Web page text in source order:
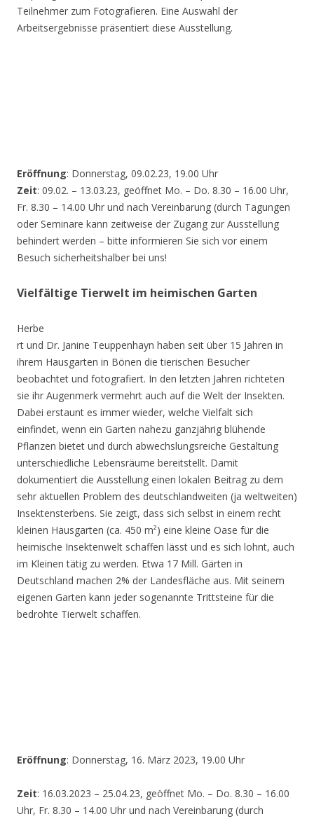
Teilnehmer zum Fotografieren. Eine Auswahl der
Arbeitsergebnisse präsentiert diese Ausstellung.
Eröffnung: Donnerstag, 09.02.23, 19.00 Uhr
Zeit: 09.02. – 13.03.23, geöffnet Mo. – Do. 8.30 – 16.00 Uhr,
Fr. 8.30 – 14.00 Uhr und nach Vereinbarung (durch Tagungen
oder Seminare kann zeitweise der Zugang zur Ausstellung
behindert werden – bitte informieren Sie sich vor einem
Besuch sicherheitshalber bei uns!
Vielfältige Tierwelt im heimischen Garten
Herbe
rt und Dr. Janine Teuppenhayn haben seit über 15 Jahren in
ihrem Hausgarten in Bönen die tierischen Besucher
beobachtet und fotografiert. In den letzten Jahren richteten
sie ihr Augenmerk vermehrt auch auf die Welt der Insekten.
Dabei erstaunt es immer wieder, welche Vielfalt sich
einfindet, wenn ein Garten nahezu ganzjährig blühende
Pflanzen bietet und durch abwechslungsreiche Gestaltung
unterschiedliche Lebensräume bereitstellt. Damit
dokumentiert die Ausstellung einen lokalen Beitrag zu dem
sehr aktuellen Problem des deutschlandweiten (ja weltweiten)
Insektensterbens. Sie zeigt, dass sich selbst in einem recht
kleinen Hausgarten (ca. 450 m²) eine kleine Oase für die
heimische Insektenwelt schaffen lässt und es sich lohnt, auch
im Kleinen tätig zu werden. Etwa 17 Mill. Gärten in
Deutschland machen 2% der Landesfläche aus. Mit seinem
eigenen Garten kann jeder sogenannte Trittsteine für die
bedrohte Tierwelt schaffen.
Eröffnung: Donnerstag, 16. März 2023, 19.00 Uhr
Zeit: 16.03.2023 – 25.04.23, geöffnet Mo. – Do. 8.30 – 16.00
Uhr, Fr. 8.30 – 14.00 Uhr und nach Vereinbarung (durch